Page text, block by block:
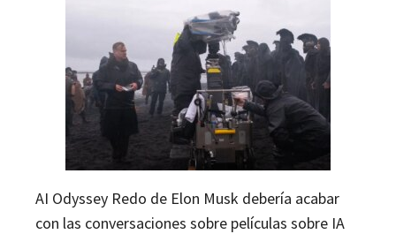
AI Odyssey Redo de Elon Musk debería acabar
con las conversaciones sobre películas sobre IA